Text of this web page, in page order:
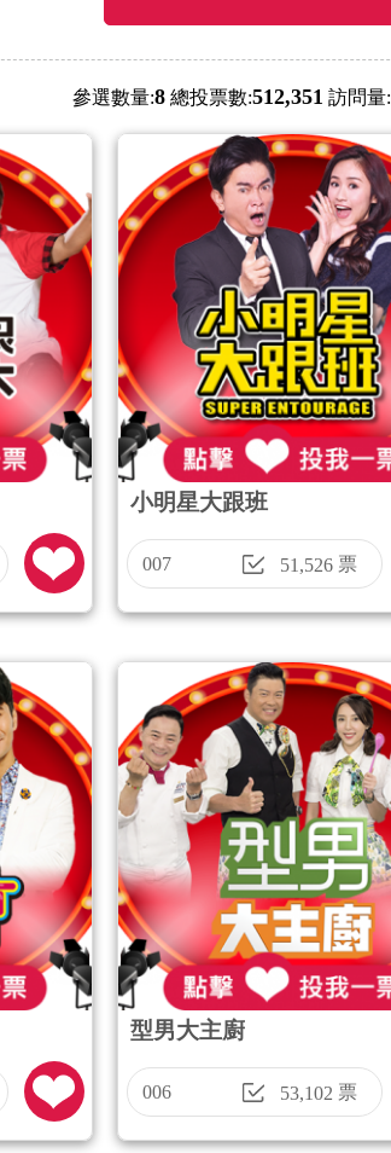
參選數量:8 總投票數:512,351 訪問量:
小明星大跟班
007 51,526票
型男大主廚
006 53,102 票